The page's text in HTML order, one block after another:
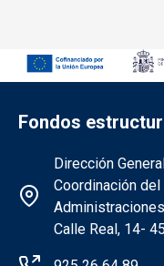
Fondos
Información
Dirección
Coordinación del
Calle Real, 14-